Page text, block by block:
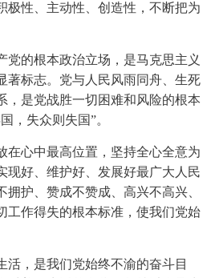
极性、主动性、创造性，不断把为
的根本政治立场，是马克思主义
著标志。党与人民风雨同舟、生死
，是党战胜一切困难和风险的根本
，失众则失国”。
心中最高位置，坚持全心全意为
现好、维护好、发展好最广大人民
护、赞成不赞成、高兴不高兴、
工作得失的根本标准，使我们党始
，是我们党始终不渝的奋斗目